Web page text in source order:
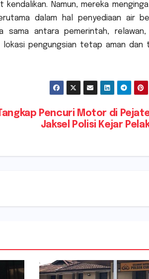
Namun, mereka
dalam hal penyediaan air
sama antara pemerintah, relawan,
lokasi pengungsian tetap aman dan
Pencuri Motor di
Jaksel Polisi Kejar